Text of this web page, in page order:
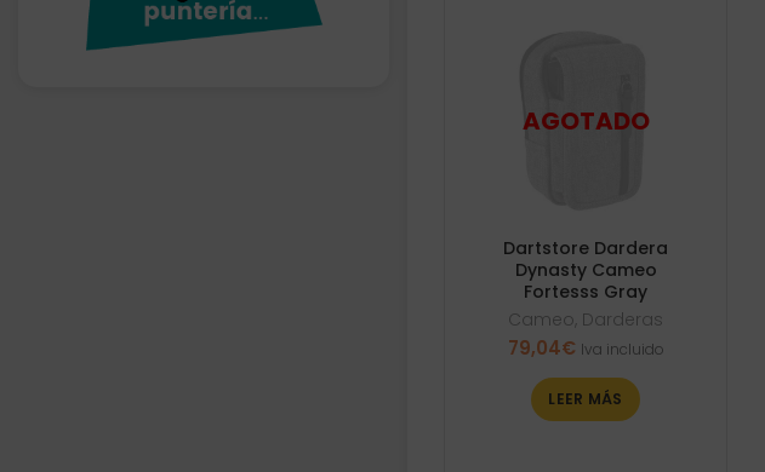
Dartstore Dardera
Dynasty Cameo
Fortesss Gray
Cameo, Darderas
79,04€ Iva incluido
LEER MÁS